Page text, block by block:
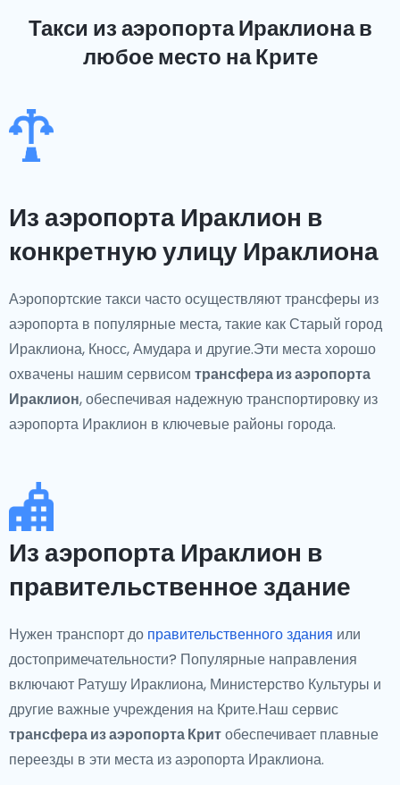
Такси из аэропорта Ираклионав
любое место на Крите
Из аэропорта Ираклион в
конкретную улицу Ираклиона
Аэропортские такси часто осуществляют трансферы из
аэропорта в популярные места, такие как Старый город
Ираклиона, Кносс, Амудара и другие.Эти места хорошо
охвачены нашим сервисом трансфера из аэропорта
Ираклион, обеспечивая надежную транспортировку из
аэропорта Ираклион в ключевые районы города.
Из аэропорта Ираклион в
правительственное здание
Нужен транспорт до правительственного здания или
достопримечательности? Популярные направления
включают Ратушу Ираклиона, Министерство Культуры и
другие важные учреждения на Крите.Наш сервис
трансфера из аэропорта Критобеспечивает плавные
переезды в эти места из аэропорта Ираклиона.